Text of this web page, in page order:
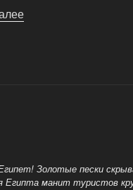
Золотые пески
Египта манит туристов